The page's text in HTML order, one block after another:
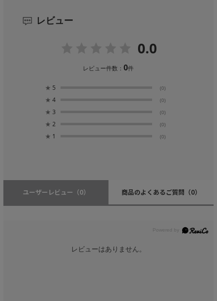
レビュー
0.0
レビュー件数：0件
★ 5 (0)
★ 4 (0)
★ 3 (0)
★ 2 (0)
★ 1 (0)
ユーザーレビュー （0） 商品のよくあるご質問 （0）
レビューはありません。